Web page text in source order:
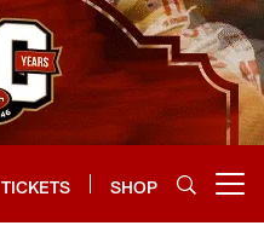
TICKETS SHOP